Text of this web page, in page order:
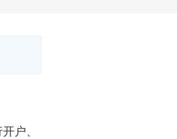
户、